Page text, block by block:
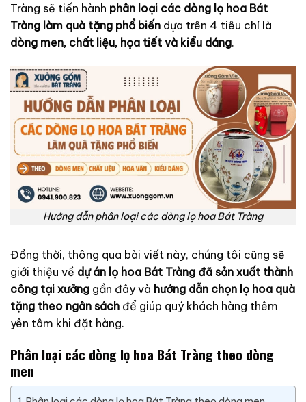
Tràng sẽ tiến hành phân loại các dòng lọ hoa Bát
Tràng làm quà tặng phổ biến dựa trên 4 tiêu chí là
dòng men, chất liệu, họa tiết và kiểu dáng.
Hướng dẫn phân loại các dòng lọ hoa Bát Tràng
Đồng thời, thông qua bài viết này, chúng tôi cũng sẽ
giới thiệu về dự án lọ hoa Bát Tràng đã sản xuất thành
công tại xưởng gần đây và hướng dẫn chọn lọ hoa quà
tặng theo ngân sách để giúp quý khách hàng thêm
yên tâm khi đặt hàng.
Phân loại các dòng lọ hoa Bát Tràng theo dòng
men